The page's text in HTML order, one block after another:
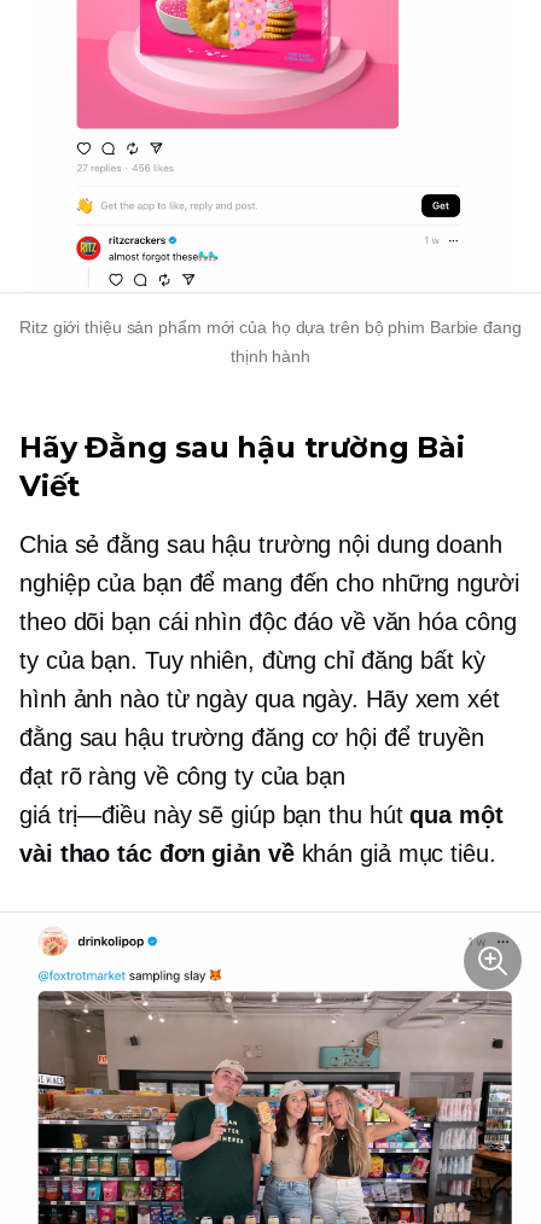
Ritz giới thiệu sản phẩm mới của họ dựa trên bộ phim Barbie đang
thịnh hành
HãyĐằng sau hậu trường Bài
Viết
Chia sẻđằng sau hậu trường nội dung doanh
nghiệp của bạn để mang đến cho những người
theo dõi bạn cái nhìn độc đáo về văn hóa công
ty của bạn. Tuy nhiên, đừng chỉ đăng bất kỳ
hình ảnh nào từ ngày qua ngày. Hãy xem xét
đằng sau hậu trường đăng cơ hội để truyền
đạt rõ ràng về công ty của bạn
giá trị—điều nàysẽ giúp bạn thu hútqua một
vài thao tác đơn giản vềkhán giả mục tiêu.